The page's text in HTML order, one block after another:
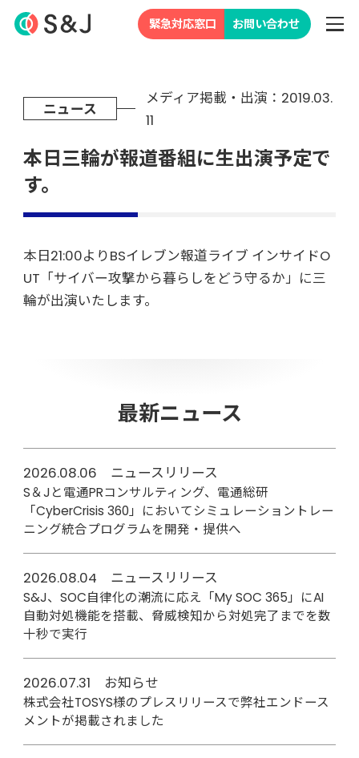
緊急対応窓口 お問い合わせ
ニュース
メディア掲載・出演：2019.03.
11
本日三輪が報道番組に生出演予定で
す。
本日21:00よりBSイレブン報道ライブ インサイドO
UT「サイバー攻撃から暮らしをどう守るか」に三
輪が出演いたします。
最新ニュース
2026.08.06 ニュースリリース
S＆Jと電通PRコンサルティング、電通総研
「CyberCrisis 360」においてシミュレーショントレー
ニング統合プログラムを開発・提供へ
2026.08.04 ニュースリリース
S&J、SOC自律化の潮流に応え「My SOC 365」にAI
自動対処機能を搭載、脅威検知から対処完了までを数
十秒で実行
2026.07.31 お知らせ
株式会社TOSYS様のプレスリリースで弊社エンドース
メントが掲載されました